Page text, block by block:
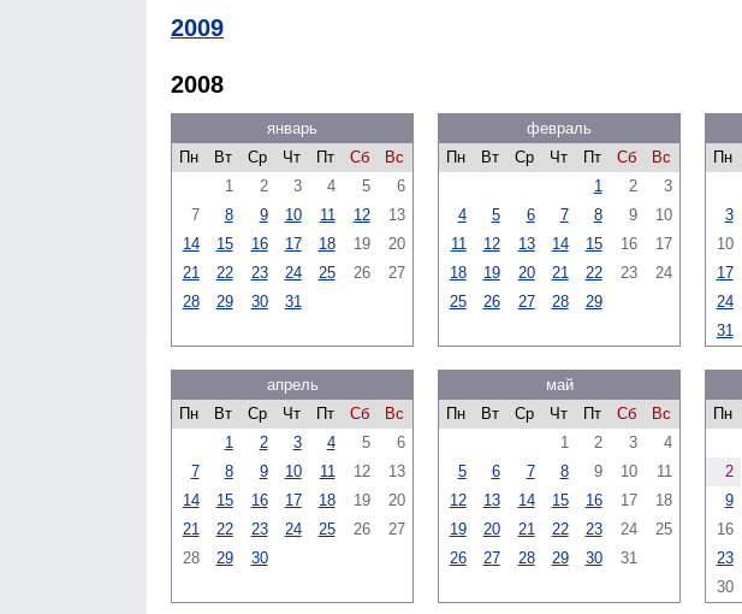
2009
2008
январь
Пн
Вт Ср Чт Пт Сб
Вс
1
2 3 4 5
6
7
8 9 10 11 12
13
14
15 16 17 18 19
20
21
22 23 24 25 26
27
28
29 30 31
февраль
Пн
Вт Ср Чт Пт Сб
Вс
1
2
3
4
5 6 7 8 9
10
11
12 13 14 15 16
17
18
19 20 21 22 23
24
25
26 27 28 29
Пн
3
10
17
24
31
апрель
Пн
Вт Ср Чт Пт Сб
Вс
1
2 3 4 5
6
7
8 9 10 11 12
13
14
15 16 17 18 19
20
21
22 23 24 25 26
27
28
29 30
май
Пн
Вт Ср Чт Пт Сб
Вс
1
2 3
4
5
6 7 8 9 10
11
12
13 14 15 16 17
18
19
20 21 22 23 24
25
26
27 28 29 30 31
Пн
2
9
16
23
30